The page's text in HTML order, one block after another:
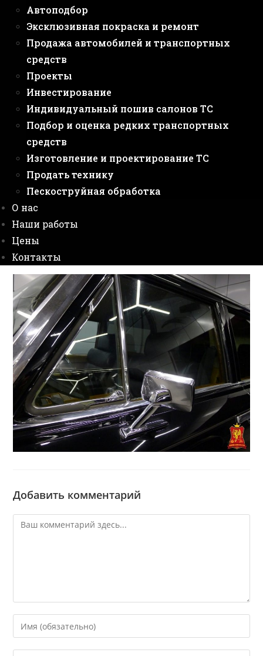
Автоподбор
Эксклюзивная покраска и ремонт
Продажа автомобилей и транспортных
средств
Проекты
Инвестирование
Индивидуальный пошив салонов ТС
Подбор и оценка редких транспортных
средств
Изготовление и проектирование ТС
Продать технику
Пескоструйная обработка
О нас
Наши работы
Цены
Контакты
Добавить комментарий
Комментарий
Введите
свое
имя